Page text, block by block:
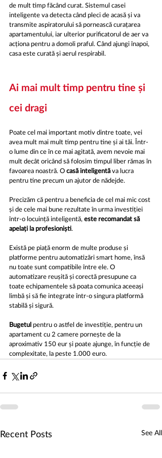
de mult timp făcând curat. Sistemul casei
inteligente va detecta când pleci de acasă și va
transmite aspiratorului să pornească curațarea
apartamentului, iar ulterior purificatorul de aer va
acționa pentru a domoli praful. Când ajungi înapoi,
casa este curată și aerul respirabil.
Ai mai mult timp pentru tine și
cei dragi
Poate cel mai important motiv dintre toate, vei
avea mult mai mult timp pentru tine și ai tăi. Într-
o lume din ce în ce mai agitată, avem nevoie mai
mult decât oricând să folosim timpul liber rămas în
favoarea noastră. O casă inteligentă va lucra
pentru tine precum un ajutor de nădejde.
Precizăm că pentru a beneficia de cel mai mic cost
și de cele mai bune rezultate în urma investiției
într-o locuință inteligentă, este recomandat să
apelați la profesioniști.
Există pe piață enorm de multe produse și
platforme pentru automatizări smart home, însă
nu toate sunt compatibile între ele. O
automatizare reușită și corectă presupune ca
toate echipamentele să poata comunica aceeași
limbă și să fie integrate într-o singura platformă
stabilă și sigură.
Bugetul pentru o astfel de investiție, pentru un
apartament cu 2 camere pornește de la
aproximativ 150 eur și poate ajunge, în funcție de
complexitate, la peste 1.000 euro.
Recent Posts See All